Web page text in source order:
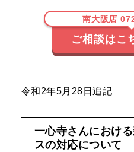
南大阪店
ご相談はこ
令和2年5月28日追記
一心寺さんにおけ
スの対応について